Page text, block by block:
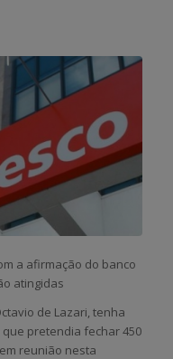
a afirmação do banco
atingidas
de Lazari, tenha
pretendia fechar 450
reunião nesta